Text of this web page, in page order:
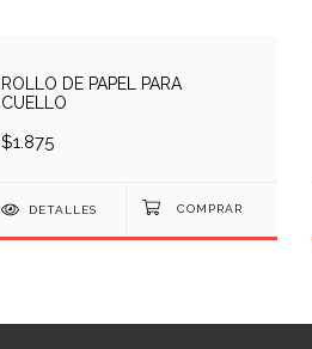
ROLLO DE PAPEL PARA
CUELLO
$1.875
DETALLES